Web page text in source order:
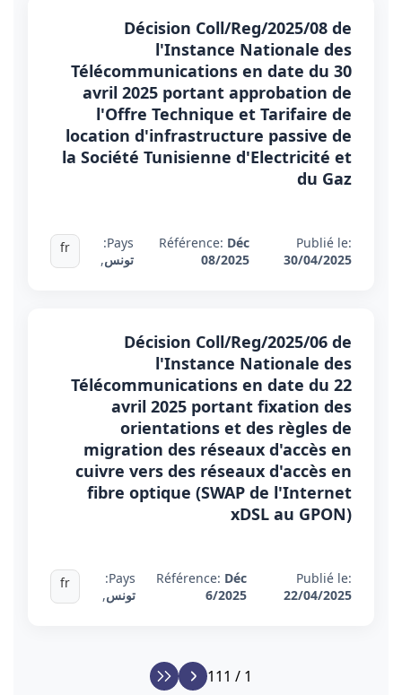
Décision Coll/Reg/2025/08 de
l'Instance Nationale des
Télécommunications en date du 30
avril 2025 portant approbation de
l'Offre Technique et Tarifaire de
location d'infrastructure passive de
la Société Tunisienne d'Electricité et
du Gaz
Publié le:
30/04/2025
Référence: Déc
08/2025
Pays:
تونس,
fr
Décision Coll/Reg/2025/06 de
l'Instance Nationale des
Télécommunications en date du 22
avril 2025 portant fixation des
orientations et des règles de
migration des réseaux d'accès en
cuivre vers des réseaux d'accès en
fibre optique (SWAP de l'Internet
xDSL au GPON)
Publié le:
22/04/2025
Référence: Déc
6/2025
Pays:
تونس,
fr
1 / 111